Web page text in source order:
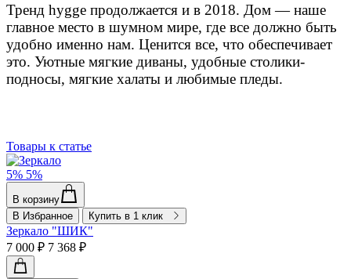
Тренд hygge продолжается и в 2018. Дом — наше
главное место в шумном мире, где все должно быть
удобно именно нам. Ценится все, что обеспечивает
это. Уютные мягкие диваны, удобные столики-
подносы, мягкие халаты и любимые пледы.
Товары к статье
5% 5%
В корзину
В Избранное
Купить в 1 клик
Зеркало "ШИК"
7 000 ₽ 7 368 ₽